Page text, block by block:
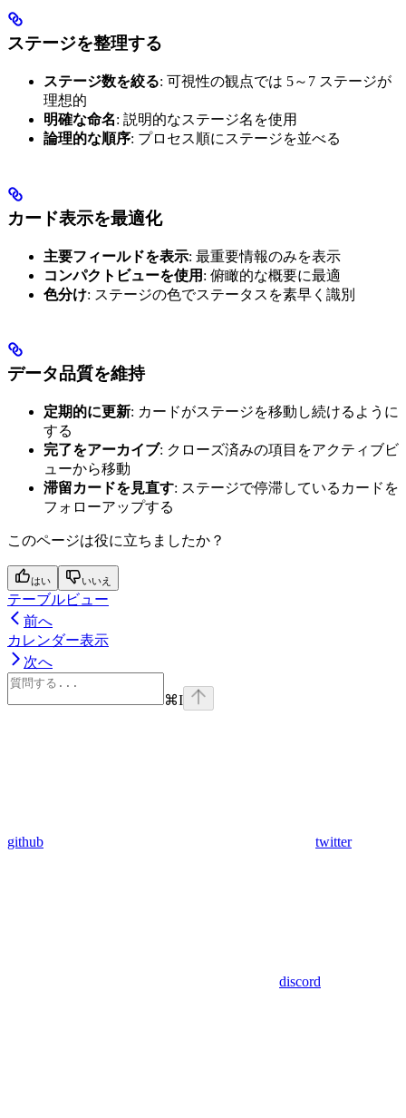
ステージを整理する
ステージ数を絞る: 可視性の観点では 5～7 ステージが
理想的
明確な命名: 説明的なステージ名を使用
論理的な順序: プロセス順にステージを並べる
カード表示を最適化
主要フィールドを表示: 最重要情報のみを表示
コンパクトビューを使用 : 俯瞰的な概要に最適
色分け: ステージの色でステータスを素早く識別
データ品質を維持
定期的に更新: カードがステージを移動し続けるように
する
完了をアーカイブ: クローズ済みの項目をアクティブビ
ューから移動
滞留カードを見直す: ステージで停滞しているカードを
フォローアップする
このページは役に立ちましたか？
はい いいえ
テーブルビュー
前へ
カレンダー表示
次へ
⌘I
github twitter
discord